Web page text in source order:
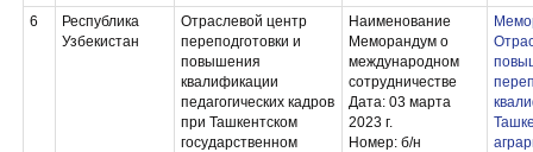
6
Республика
Узбекистан
Отраслевой центр
переподготовки и
повышения
квалификации
педагогических кадров
при Ташкентском
государственном
Наименование
Меморандум о
международном
сотрудничестве
Дата: 03 марта
2023 г.
Номер: б/н